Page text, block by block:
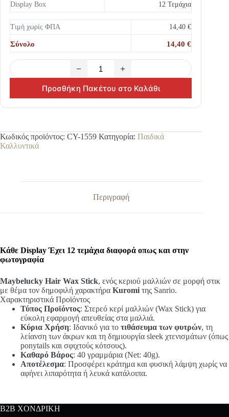
Display Box
12 Τεμάχια
Τιμή χωρίς ΦΠΑ 14,40 €
Σύνολο 14,40 €
− +
Προσθήκη Πακέτου στο Καλάθι
Κωδικός προϊόντος: CY-1559 Κατηγορία: Παιδικά
Καλλυντικά
Περιγραφή
Κάθε Display Έχει 12 τεμάχια διαφορά οπως και στην
φωτογραφία
Maybelucky Hair Wax Stick, ενός κεριού μαλλιών σε μορφή στικ
με θέμα τον δημοφιλή χαρακτήρα Kuromi της Sanrio.
Χαρακτηριστικά Προϊόντος
Τύπος Προϊόντος: Στερεό κερί μαλλιών (Wax Stick) για
εύκολη εφαρμογή απευθείας στα μαλλιά.
Κύρια Χρήση: Ιδανικό για το τιθάσευμα των φυτρών, τη
λείανση των άκρων και τη δημιουργία sleek χτενισμάτων (όπως
ponytails και σφιχτούς κότσους).
Καθαρό Βάρος: 40 γραμμάρια (Net: 40g).
Αποτέλεσμα: Προσφέρει κράτημα και φυσική λάμψη χωρίς να
αφήνει λιπαρότητα ή λευκά κατάλοιπα.
B2B ΧΟΝΔΡΙΚΗ